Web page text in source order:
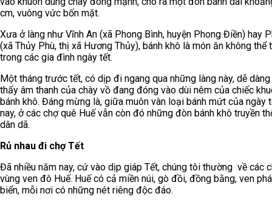
cm, vuông vức bốn mặt.
Xưa ở làng như Vĩnh An (xã Phong Bình, huyện Phong Điền) hay
(xã Thủy Phù, thị xã Hương Thủy), bánh khô là món ăn không thể
trong các gia đình ngày tết.
Một tháng trước tết, có dịp đi ngang qua những làng này, dễ
thấy âm thanh của chày vồ đang đóng vào dùi nêm của chiếc
bánh khô. Đáng mừng là, giữa muôn vàn loại bánh mứt của ngày
nay, ở các chợ quê Huế vẫn còn đó những đòn bánh khô truyền
dân dã.
Rủ nhau đi chợ Tết
Đã nhiều năm nay, cứ vào dịp giáp Tết, chúng tôi thường về các
vùng ven đô Huế. Huế có cả miền núi, gò đồi, đồng bằng, ven
biển, mỗi nơi có những nét riêng độc đáo.